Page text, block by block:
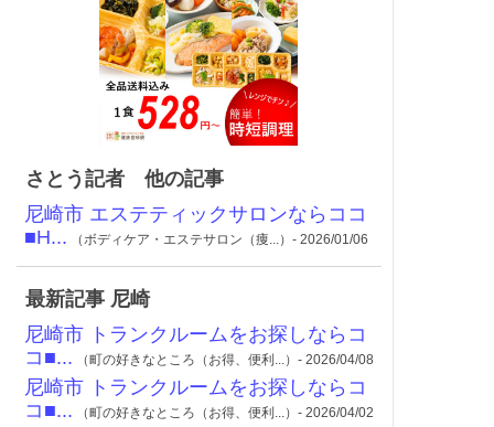
さとう記者 他の記事
尼崎市 エステティックサロンならココ
■H... （ボディケア・エステサロン（痩...）- 2026/01/06
最新記事 尼崎
尼崎市 トランクルームをお探しならコ
コ■... （町の好きなところ（お得、便利...）- 2026/04/08
尼崎市 トランクルームをお探しならコ
コ■... （町の好きなところ（お得、便利...）- 2026/04/02